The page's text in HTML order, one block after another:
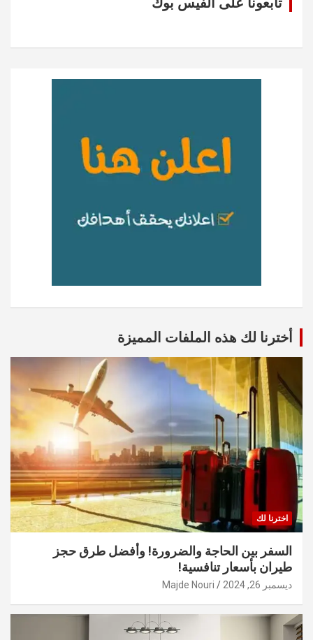
أخترنا لك هذه الملفات المميزة
اخترنا لك
السفر بين الحاجة والضرورة! وأفضل طرق حجز
طيران بأسعار تنافسية!
ديسمبر 26, 2024 Majde Nouri